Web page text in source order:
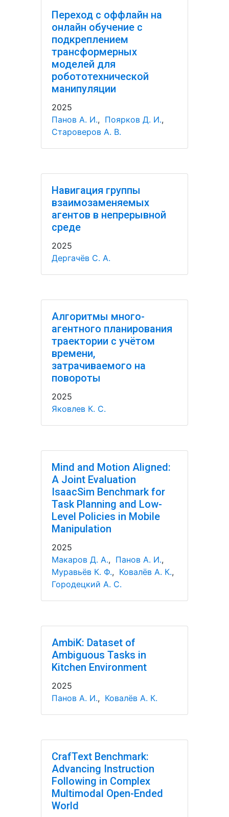
Переход с оффлайн на
онлайн обучение с
подкреплением
трансформерных
моделей для
робототехнической
манипуляции
2025
Панов А. И., Поярков Д. И.,
Староверов А. В.
Навигация группы
взаимозаменяемых
агентов в непрерывной
среде
2025
Дергачёв С. А.
Алгоритмы много-
агентного планирования
траектории с учётом
времени,
затрачиваемого на
повороты
2025
Яковлев К. С.
Mind and Motion Aligned:
A Joint Evaluation
IsaacSim Benchmark for
Task Planning and Low-
Level Policies in Mobile
Manipulation
2025
Макаров Д. А., Панов А. И.,
Муравьёв К. Ф., Ковалёв А. К.,
Городецкий А. С.
AmbiK: Dataset of
Ambiguous Tasks in
Kitchen Environment
2025
Панов А. И., Ковалёв А. К.
CrafText Benchmark:
Advancing Instruction
Following in Complex
Multimodal Open-Ended
World